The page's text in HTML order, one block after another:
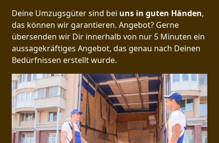
Deine Umzugsgüter sind bei uns in guten Händen,
das können wir garantieren. Angebot? Gerne
übersenden wir Dir innerhalb von nur 5 Minuten ein
aussagekräftiges Angebot, das genau nach Deinen
Bedürfnissen erstellt wurde.